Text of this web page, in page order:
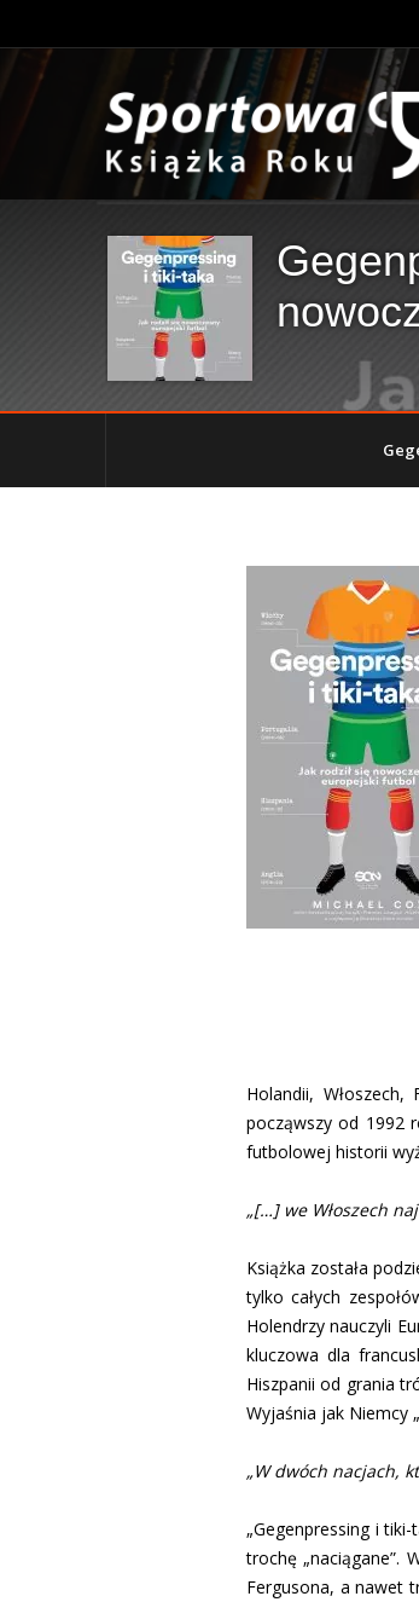
Holandii,
począwszy od 1992
futbolowej historii
„[…] we Włoszech
Książka została
tylko całych
Holendrzy nauczyli
kluczowa dla
Hiszpanii od grania
Wyjaśnia jak Niemcy
„W dwóch nacjach,
„Gegenpressing i
trochę „naciągane”.
Fergusona, a nawet